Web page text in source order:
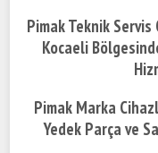
Pimak Teknik
Kocaeli
Pimak Marka
Yedek Parça ve